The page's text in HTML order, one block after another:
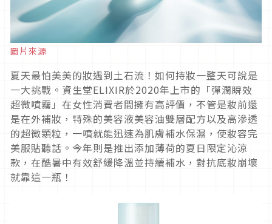
圖片來源
夏天最怕美美的妝遇到土石流！如何持妝一整天可說是
一大挑戰。資生堂ELIXIR於2020年上市的「彈潤瞬效
超微噴霧」在女性消費者間擁有高評價，不管是妝前還
是在外補妝，特殊的美容液美容油雙層配方以及高滲透
的超微顆粒，一噴就能迅速為肌膚補水保濕，使妝容完
美服貼聽話。今年則是推出添加薄荷的夏日限定沁涼
款，在酷暑中有效舒緩降溫並持續補水，對抗底妝崩壞
就靠這一瓶！